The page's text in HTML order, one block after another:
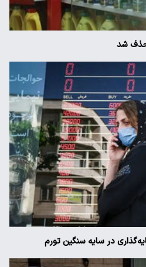
حذف شد
در سایه سنگین تورم